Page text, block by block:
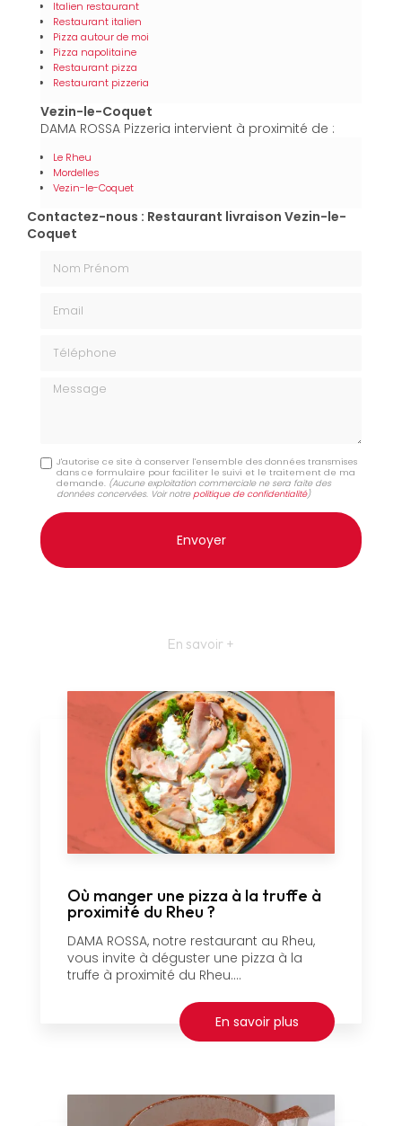
Italien restaurant
Restaurant italien
Pizza autour de moi
Pizza napolitaine
Restaurant pizza
Restaurant pizzeria
Vezin-le-Coquet
DAMA ROSSA Pizzeria intervient à proximité de :
Le Rheu
Mordelles
Vezin-le-Coquet
Contactez-nous : Restaurant livraison Vezin-le-
Coquet
Message
J'autorise ce site à conserver l'ensemble des données transmises
dans ce formulaire pour faciliter le suivi et le traitement de ma
demande. (Aucune exploitation commerciale ne sera faite des
données concervées. Voir notrepolitique de confidentialité)
En savoir +
Où manger une pizza à la truffe à
proximité du Rheu ?
DAMA ROSSA, notre restaurant au Rheu,
vous invite à déguster une pizza à la
truffe à proximité du Rheu....
En savoir plus